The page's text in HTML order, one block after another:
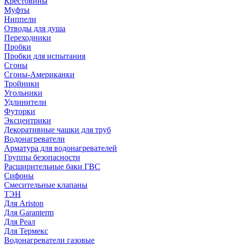
Муфты
Ниппели
Отводы для душа
Переходники
Пробки
Пробки для испытания
Сгоны
Сгоны-Американки
Тройники
Угольники
Удлинители
Футорки
Эксцентрики
Декоративные чашки для труб
Водонагреватели
Арматура для водонагревателей
Группы безопасности
Расширительные баки ГВС
Сифоны
Смесительные клапаны
ТЭН
Для Ariston
Для Garanterm
Для Реал
Для Термекс
Водонагреватели газовые